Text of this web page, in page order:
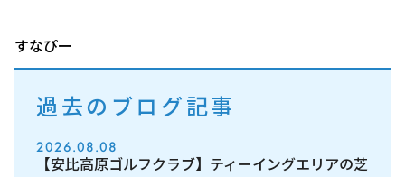
すなぴー
過去のブログ記事
2026.08.08
【安比高原ゴルフクラブ】ティーイングエリアの芝